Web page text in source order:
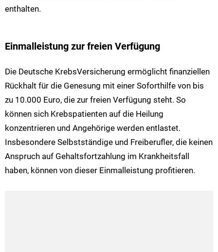
enthalten.
Einmalleistung zur freien Verfügung
Die Deutsche KrebsVersicherung ermöglicht finanziellen
Rückhalt für die Genesung mit einer Soforthilfe von bis
zu 10.000 Euro, die zur freien Verfügung steht. So
können sich Krebspatienten auf die Heilung
konzentrieren und Angehörige werden entlastet.
Insbesondere Selbstständige und Freiberufler, die keinen
Anspruch auf Gehaltsfortzahlung im Krankheitsfall
haben, können von dieser Einmalleistung profitieren.